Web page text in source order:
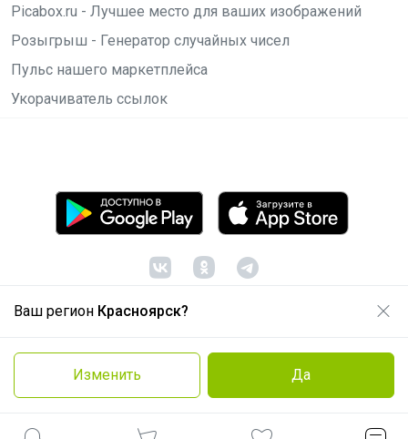
Ваш регион Красноярск?
Изменить Да
Picabox.ru - Лучшее место для ваших изображений
Розыгрыш - Генератор случайных чисел
Пульс нашего маркетплейса
Укорачиватель ссылок
© ООО "Лявита", ОГРН 1122468054070, 2012 -2026
Политика конфиденциальности
Cоглашение пользователя